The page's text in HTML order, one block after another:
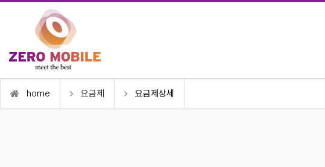
home 요금제 요금제상세